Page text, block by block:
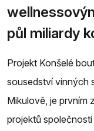
půl miliardy
Projekt Konšelé
sousedství vinných
Mikulově, je prvním
projektů